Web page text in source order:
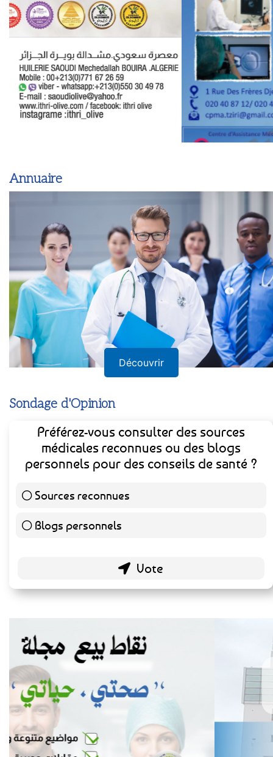
Sondage d'Opinion
Préférez-vous consulter des sources
personnels pour des conseils de santé ?
Sources reconnues
Blogs personnels